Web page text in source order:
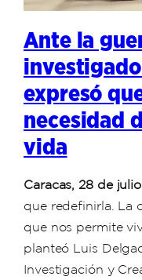
Ante la
expresó
necesidad
vida
Caracas, 28 de
que redefinirla. La
que nos permite
planteó Luis
Investigación y